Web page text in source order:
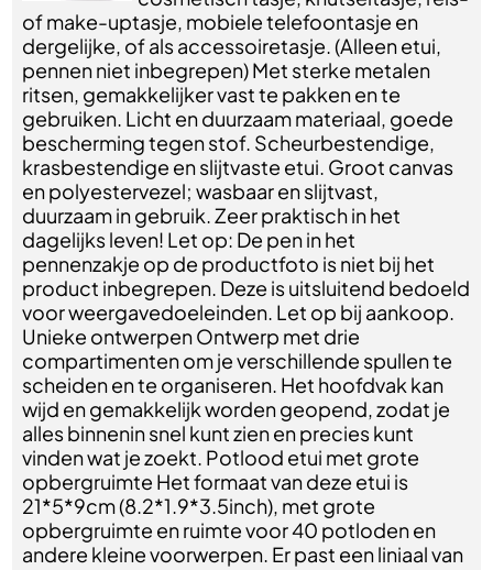
of make-uptasje, mobiele telefoontasje en
dergelijke, of als accessoiretasje. (Alleen etui,
pennen niet inbegrepen) Met sterke metalen
ritsen, gemakkelijker vast te pakken en te
gebruiken. Licht en duurzaam materiaal, goede
bescherming tegen stof. Scheurbestendige,
krasbestendige en slijtvaste etui. Groot canvas
en polyestervezel; wasbaar en slijtvast,
duurzaam in gebruik. Zeer praktisch in het
dagelijks leven! Let op: De pen in het
pennenzakje op de productfoto is niet bij het
product inbegrepen. Deze is uitsluitend bedoeld
voor weergavedoeleinden. Let op bij aankoop.
Unieke ontwerpen Ontwerp met drie
compartimenten om je verschillende spullen te
scheiden en te organiseren. Het hoofdvak kan
wijd en gemakkelijk worden geopend, zodat je
alles binnenin snel kunt zien en precies kunt
vinden wat je zoekt. Potlood etui met grote
opbergruimte Het formaat van deze etui is
21*5*9cm (8.2*1.9*3.5inch), met grote
opbergruimte en ruimte voor 40 potloden en
andere kleine voorwerpen. Er past een liniaal van